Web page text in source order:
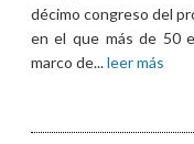
décimo congreso del
en el que más de 50
marco de...leer más